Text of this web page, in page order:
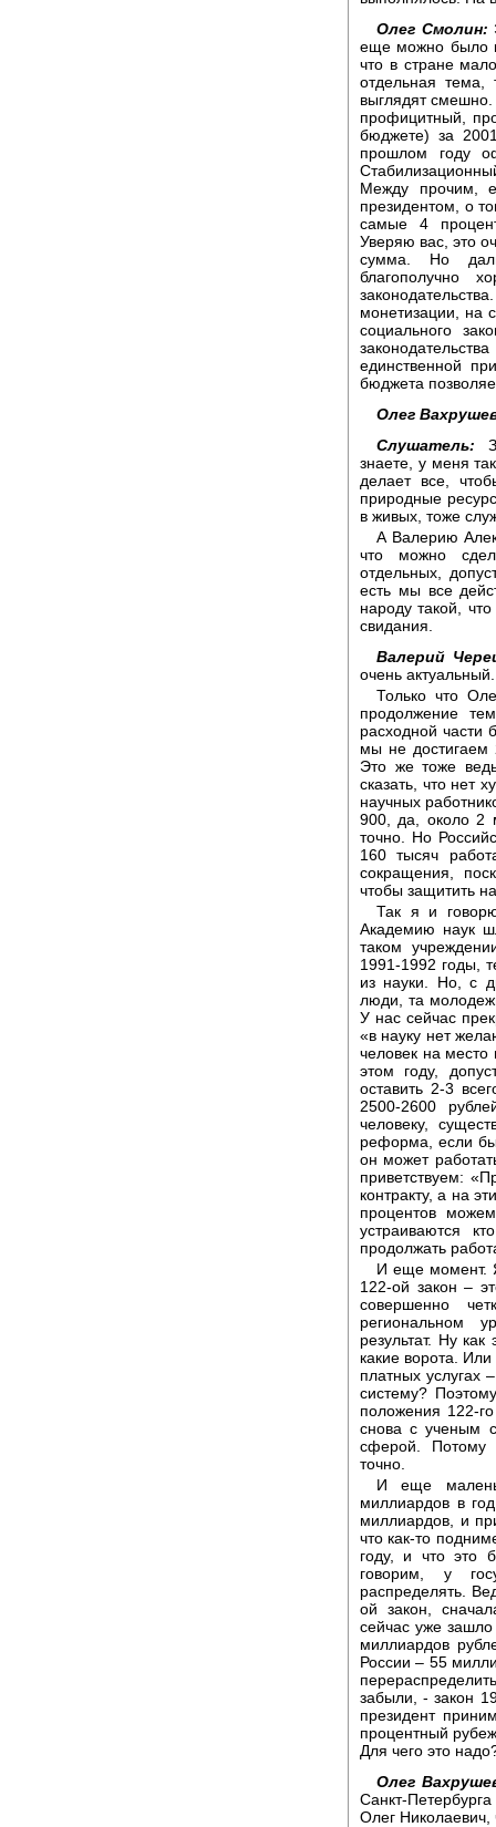
Олег Смолин:
еще можно было
что в стране
отдельная тема,
выглядят
профицитный,
бюджете) за
прошлом году
Между прочим,
президентом, о
самые 4
Уверяю вас, это
сумма. Но
благополучно
монетизации, на
социального
единственной
бюджета
Олег
Слушатель:
знаете, у меня
делает все,
природные
в живых, тоже
А Валерию
что можно
отдельных,
есть мы все
народу такой,
свидания.
Валерий
очень
Только что
продолжение
расходной части
мы не достигаем
Это же тоже
сказать, что нет
научных
900, да, около 2
точно. Но
160 тысяч
сокращения,
чтобы защитить
Так я и
Академию наук
таком
1991-1992 годы,
из науки. Но, с
люди, та
У нас сейчас
«в науку нет
человек на место
этом году,
оставить 2-3
2500-2600
человеку,
реформа, если бы
он может
приветствуем:
контракту, а на
процентов
устраиваются
продолжать
И еще момент.
122-ой закон –
совершенно
региональном
результат. Ну
какие ворота.
платных услугах
систему?
положения 122-
снова с ученым
сферой. Потому
точно.
И еще
миллиардов в
миллиардов, и
что как-то
году, и что это
говорим, у
распределять.
ой закон,
сейчас уже
миллиардов
России – 55
забыли, - закон
президент
процентный
Для чего это
Олег
Санкт-
Олег Николаевич,